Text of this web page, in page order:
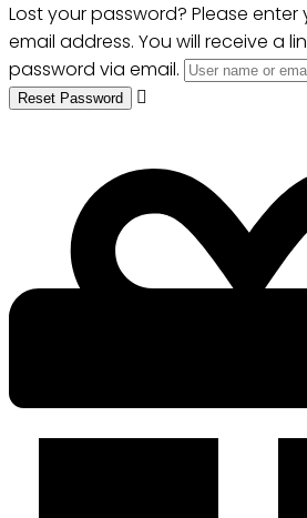
Lost your password? Please
email address. You will receive a
password via email.
Reset Password